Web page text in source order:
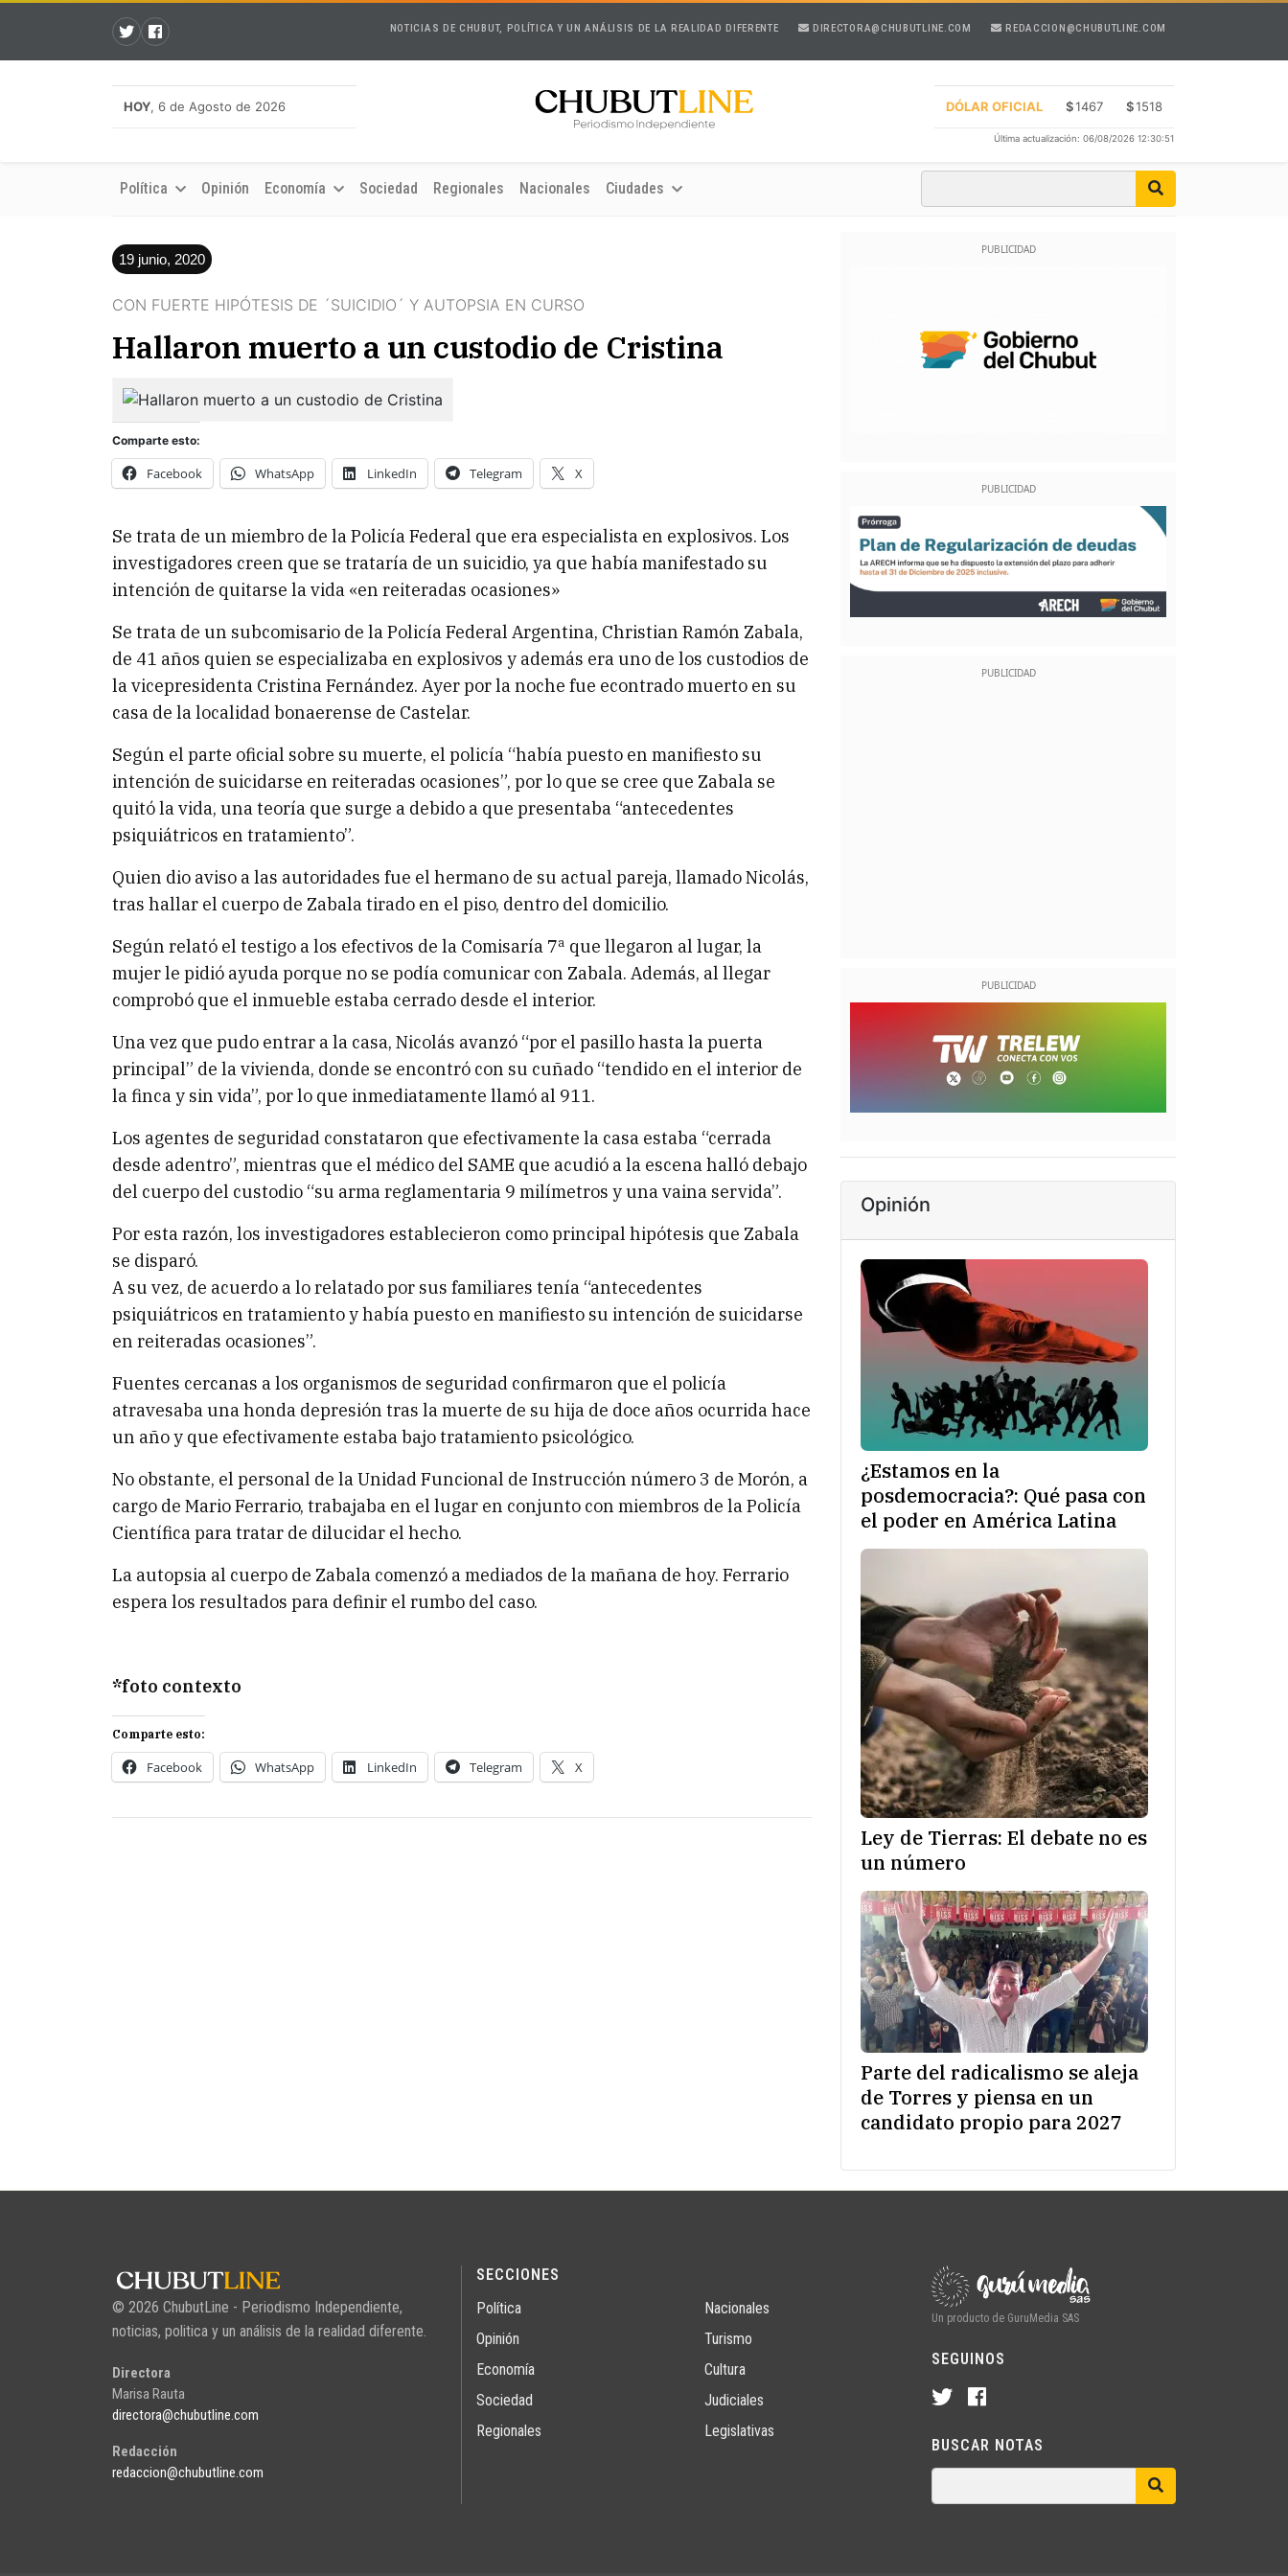
NOTICIAS DE CHUBUT, POLÍTICA Y UN ANÁLISIS DE LA REALIDAD DIFERENTE DIRECTORA@CHUBUTLINE.COM REDACCION@CHUBUTLINE.COM
HOY, 6 de Agosto de 2026 DÓLAR OFICIAL $1467 $1518
Última actualización: 06/08/2026 12:30:51
Política Opinión Economía Sociedad Regionales Nacionales Ciudades
19 junio, 2020
CON FUERTE HIPÓTESIS DE ´SUICIDIO´ Y AUTOPSIA EN CURSO
Hallaron muerto a un custodio de Cristina
Comparte esto:
Facebook WhatsApp LinkedIn Telegram X
Se trata de un miembro de la Policía Federal que era especialista en explosivos. Los
investigadores creen que se trataría de un suicidio, ya que había manifestado su
intención de quitarse la vida «en reiteradas ocasiones»
Se trata de un subcomisario de la Policía Federal Argentina, Christian Ramón Zabala,
de 41 años quien se especializaba en explosivos y además era uno de los custodios de
la vicepresidenta Cristina Fernández. Ayer por la noche fue econtrado muerto en su
casa de la localidad bonaerense de Castelar.
Según el parte oficial sobre su muerte, el policía “había puesto en manifiesto su
intención de suicidarse en reiteradas ocasiones”, por lo que se cree que Zabala se
quitó la vida, una teoría que surge a debido a que presentaba “antecedentes
psiquiátricos en tratamiento”.
Quien dio aviso a las autoridades fue el hermano de su actual pareja, llamado Nicolás,
tras hallar el cuerpo de Zabala tirado en el piso, dentro del domicilio.
Según relató el testigo a los efectivos de la Comisaría 7ª que llegaron al lugar, la
mujer le pidió ayuda porque no se podía comunicar con Zabala. Además, al llegar
comprobó que el inmueble estaba cerrado desde el interior.
Una vez que pudo entrar a la casa, Nicolás avanzó “por el pasillo hasta la puerta
principal” de la vivienda, donde se encontró con su cuñado “tendido en el interior de
la finca y sin vida”, por lo que inmediatamente llamó al 911.
Los agentes de seguridad constataron que efectivamente la casa estaba “cerrada
desde adentro”, mientras que el médico del SAME que acudió a la escena halló debajo
del cuerpo del custodio “su arma reglamentaria 9 milímetros y una vaina servida”.
Por esta razón, los investigadores establecieron como principal hipótesis que Zabala
se disparó.
A su vez, de acuerdo a lo relatado por sus familiares tenía “antecedentes
psiquiátricos en tratamiento y había puesto en manifiesto su intención de suicidarse
en reiteradas ocasiones”.
Fuentes cercanas a los organismos de seguridad confirmaron que el policía
atravesaba una honda depresión tras la muerte de su hija de doce años ocurrida hace
un año y que efectivamente estaba bajo tratamiento psicológico.
No obstante, el personal de la Unidad Funcional de Instrucción número 3 de Morón, a
cargo de Mario Ferrario, trabajaba en el lugar en conjunto con miembros de la Policía
Científica para tratar de dilucidar el hecho.
La autopsia al cuerpo de Zabala comenzó a mediados de la mañana de hoy. Ferrario
espera los resultados para definir el rumbo del caso.
*foto contexto
Comparte esto:
Facebook WhatsApp LinkedIn Telegram X
Opinión
¿Estamos en la
posdemocracia?: Qué pasa con
el poder en América Latina
Ley de Tierras: El debate no es
un número
Parte del radicalismo se aleja
de Torres y piensa en un
candidato propio para 2027
© 2026 ChubutLine - Periodismo Independiente,
noticias, politica y un análisis de la realidad diferente.
Directora
Marisa Rauta
directora@chubutline.com
Redacción
redaccion@chubutline.com
SECCIONES
Política
Opinión
Economía
Sociedad
Regionales
Nacionales
Turismo
Cultura
Judiciales
Legislativas
Un producto de GuruMedia SAS
SEGUINOS
BUSCAR NOTAS